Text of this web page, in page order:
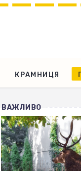
КРАМНИЦЯ
ВАЖЛИВО